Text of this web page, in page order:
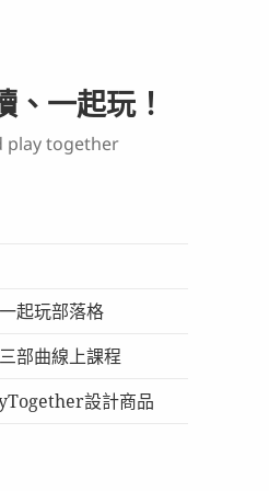
、一起玩！
play together
起玩部落格
部曲線上課程
設計商品